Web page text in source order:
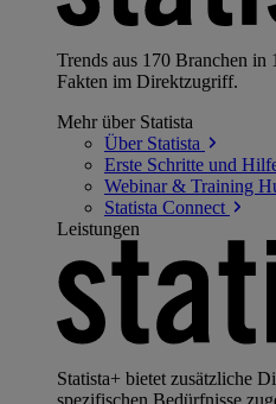
Trends aus 170 Branchen
Fakten im Direktzugriff.
Mehr über Statista
Über Statista
Erste Schritte und
Webinar & Training
Statista Connect
Leistungen
Statista+ bietet zusätzliche
spezifischen Bedürfnisse